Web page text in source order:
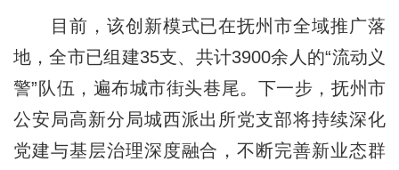
目前，该创新模式已在抚州市全域推广落
地，全市已组建35支、共计3900余人的“流动义
警”队伍，遍布城市街头巷尾。下一步，抚州市
公安局高新分局城西派出所党支部将持续深化
党建与基层治理深度融合，不断完善新业态群